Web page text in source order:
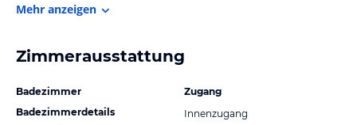
Mehr anzeigen
Zimmerausstattung
Badezimmer
Badezimmerdetails
Zugang
Innenzugang